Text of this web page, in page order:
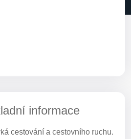
informace
cestování a cestovního ruchu.